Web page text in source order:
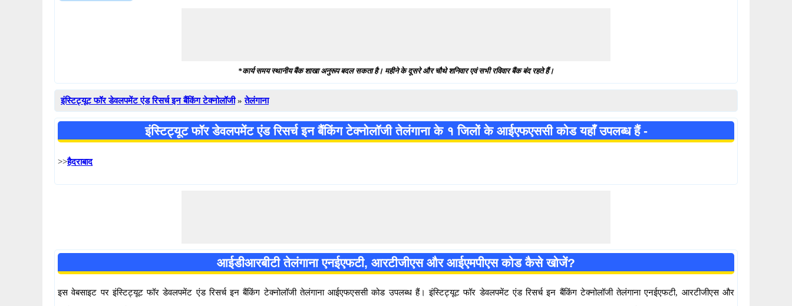
*कार्य समय स्थानीय बैंक शाखा अनुरूप बदल सकता है। महीने के दूसरे और चौथे शनिवार एवं सभी रविवार बैंक बंद रहते हैं।
इंस्टिट्यूट फॉर डेवलपमेंट एंड रिसर्च इन बैंकिंग टेक्नोलॉजी » तेलंगाना
इंस्टिट्यूट फॉर डेवलपमेंट एंड रिसर्च इन बैंकिंग टेक्नोलॉजी तेलंगाना के १ जिलों के आईएफएससी कोड यहाँ उपलब्ध हैं -
>>हैदराबाद
आईडीआरबीटी तेलंगाना एनईएफटी, आरटीजीएस और आईएमपीएस कोड कैसे खोजें?
इस वेबसाइट पर इंस्टिट्यूट फॉर डेवलपमेंट एंड रिसर्च इन बैंकिंग टेक्नोलॉजी तेलंगाना आईएफएससी कोड उपलब्ध हैं। इंस्टिट्यूट फॉर डेवलपमेंट एंड रिसर्च इन बैंकिंग टेक्नोलॉजी तेलंगाना एनईएफटी, आरटीजीएस और